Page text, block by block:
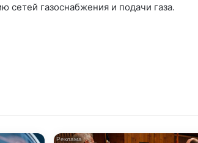
сетей газоснабжения и подачи газа.